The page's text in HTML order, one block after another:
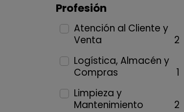
Profesión
Atención al Cliente y
Venta
2
Logística, Almacén y
Compras
1
Limpieza y
Mantenimiento
2